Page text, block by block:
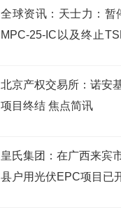
全球资讯：天士力：暂
MPC-25-IC以及终止
北京产权交易所：诺安
项目终结 焦点简讯
皇氏集团：在广西来宾
县户用光伏EPC项目已